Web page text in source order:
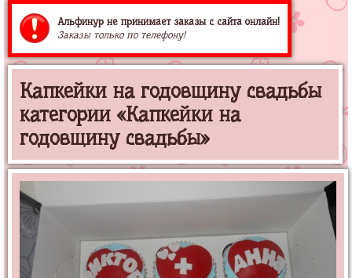
Альфинур не принимает заказы с сайта онлайн!
Заказы только по телефону!
Капкейки на годовщину свадьбы
категории «Капкейки на
годовщину свадьбы»